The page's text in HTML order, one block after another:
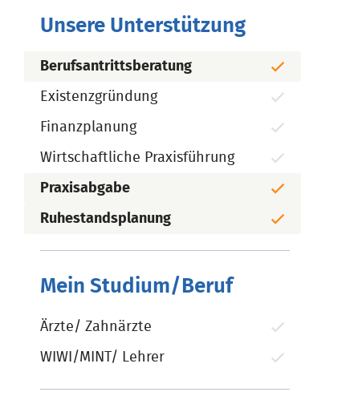
Unsere Unterstützung
Berufsantrittsberatung
Existenzgründung
Finanzplanung
Wirtschaftliche Praxisführung
Praxisabgabe
Ruhestandsplanung
Mein Studium/Beruf
Ärzte/ Zahnärzte
WIWI/MINT/ Lehrer